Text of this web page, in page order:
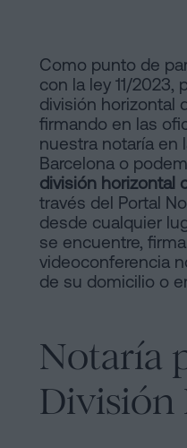
Cookies
Manifiesto
Enlaces
Jurídicos
Notariales
Proceso
Editorial
Tramitar
una
herencia
en
cinco
pasos
¿Se
puede
firmar
hipoteca
de
habitabilidad?
Contactar
Como punto de
con la ley 11/
división horizontal
firmando en las
nuestra notaría en
Barcelona o
división horizontal
través del Portal
desde cualquier
se encuentre,
videoconferencia
de su domicilio o
Notaría
División